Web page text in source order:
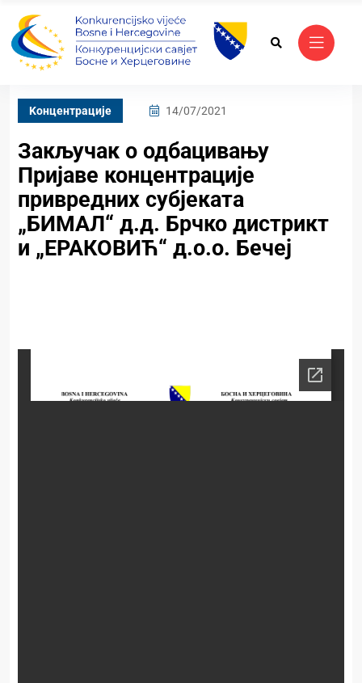
Kонцентрације 14/07/2021
Закључак о одбацивању
Пријаве концентрације
привредних субјеката
„БИМАЛ“ д.д. Брчко дистрикт
и „ЕРАКОВИЋ“ д.о.о. Бечеј